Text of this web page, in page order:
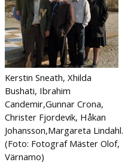
Kerstin Sneath, Xhilda
Bushati, Ibrahim
Candemir,Gunnar Crona,
Christer Fjordevik, Håkan
Johansson,Margareta Lindahl.
(Foto: Fotograf Mäster Olof,
Värnamo)